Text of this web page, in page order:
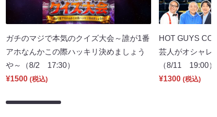
ガチのマジで本気のクイズ大会～誰が1番
アホなんかこの際ハッキリ決めましょう
や～（8/2 17:30）
¥1500 (税込)
HOT GUYS
芸人がオシャレ
（8/11 19:00）
¥1300 (税込)